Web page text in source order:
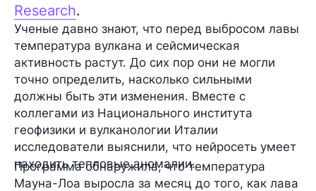
Research.
Ученые давно знают, что перед выбросом лавы
температура вулкана и сейсмическая
активность растут. До сих пор они не могли
точно определить, насколько сильными
должны быть эти изменения. Вместе с
коллегами из Национального института
геофизики и вулканологии Италии
исследователи выяснили, что нейросеть умеет
находить тепловые аномалии.
Программа обнаружила, что температура
Мауна-Лоа выросла за месяц до того, как лава